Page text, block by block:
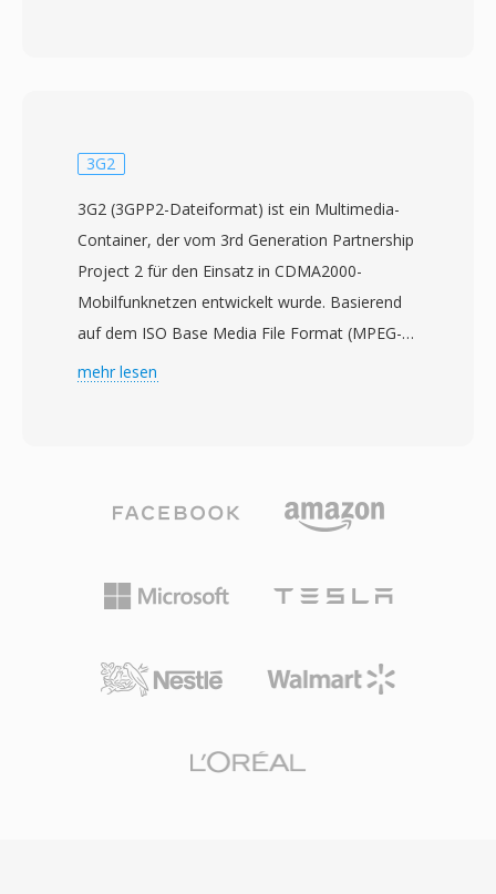
Sorenson-Spark- oder VP6-Codec, zusammen
leichtgewichtigen proprietären Container, der
für Streaming-Bereitstellung optimiert ist. Die
grösste Stärke von FLV war die Fähigkeit,
verschiedene Betriebssysteme und Browser
hinweg durch das allgegenwärtige Flash Player-
beginnen mit einem kompakten Header,
gefolgt von getaggten Datenpaketen — eine
progressiven Download ermöglicht. Der
mit Cü-Punkten für interaktive Features wie
Kapitelnavigation und zeitgesteürte Ereignisse.
unzuverlässigen Nischenerlebnis in ein
3G2
3G2 (3GPP2-Dateiformat) ist ein Multimedia-
Container, der vom 3rd Generation Partnership
Project 2 für den Einsatz in CDMA2000-
Mobilfunknetzen entwickelt wurde. Basierend
auf dem ISO Base Media File Format (MPEG-4
Part 12) speichert es Video, kodiert mit H.263
Methode für CDMA-basierte Telefone und
und Videowiedergabe zu handhaben. 3G2-
Dateien sind für extrem niedrige Bandbreiten
Videoqualität bei Bitraten von nur 30-60 kbps.
begrenzter Rechenleistung und Speicher. Der
mehr lesen